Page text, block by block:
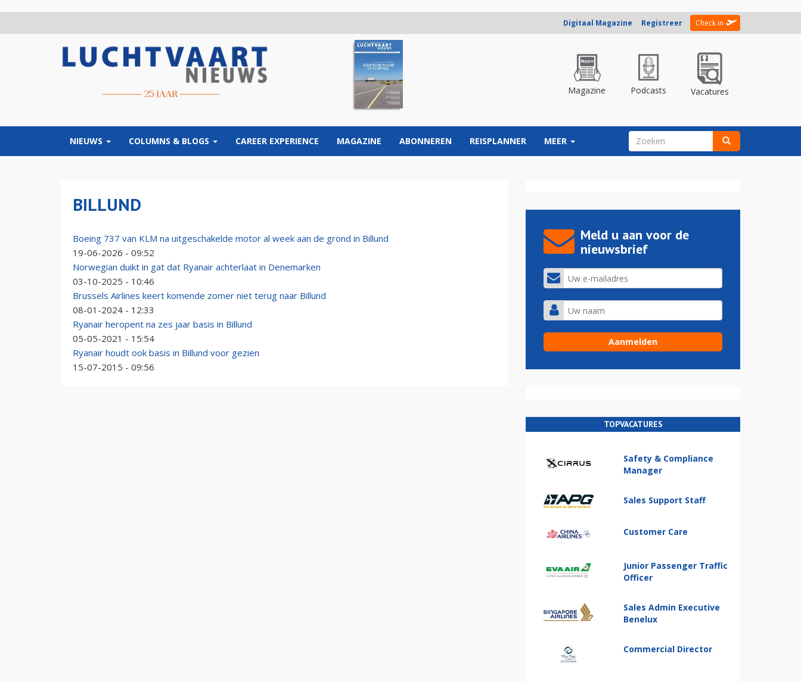
Digitaal Magazine Registreer Check in
Magazine Podcasts Vacatures
NIEUWS COLUMNS & BLOGS CAREER EXPERIENCE MAGAZINE ABONNEREN REISPLANNER MEER ZOEKVELD
BILLUND
Boeing 737 van KLM na uitgeschakelde motor al week aan de grond in Billund
19-06-2026 - 09:52
Norwegian duikt in gat dat Ryanair achterlaat in Denemarken
03-10-2025 - 10:46
Brussels Airlines keert komende zomer niet terug naar Billund
08-01-2024 - 12:33
Ryanair heropent na zes jaar basis in Billund
05-05-2021 - 15:54
Ryanair houdt ook basis in Billund voor gezien
15-07-2015 - 09:56
Meld u aan voor de
nieuwsbrief
TOPVACATURES
Safety & Compliance
Manager
Sales Support Staff
Customer Care
Junior Passenger Traffic
Officer
Sales Admin Executive
Benelux
Commercial Director